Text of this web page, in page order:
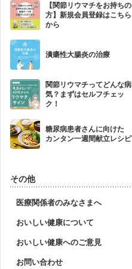
【関節リウマチをお持ちの
方】新規会員登録はこちら
から
潰瘍性大腸炎の治療
関節リウマチってどんな病
気？まずはセルフチェッ
ク！
糖尿病患者さんに向けた
カンタン一週間献立レシピ
その他
医療関係者のみなさまへ
おいしい健康について
おいしい健康へのご意見
お問い合わせ